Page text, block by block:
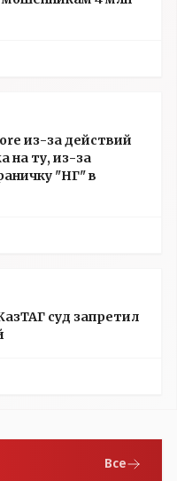
из-за действий
на ту, из-за
"НГ" в
суд запретил
Все